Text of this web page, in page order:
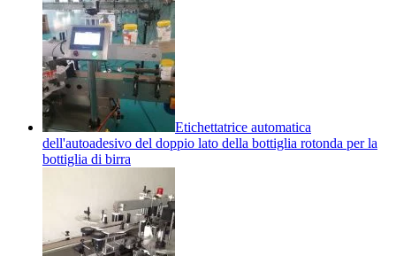
Etichettatrice automatica
dell'autoadesivo del doppio lato della bottiglia rotonda per la
bottiglia di birra